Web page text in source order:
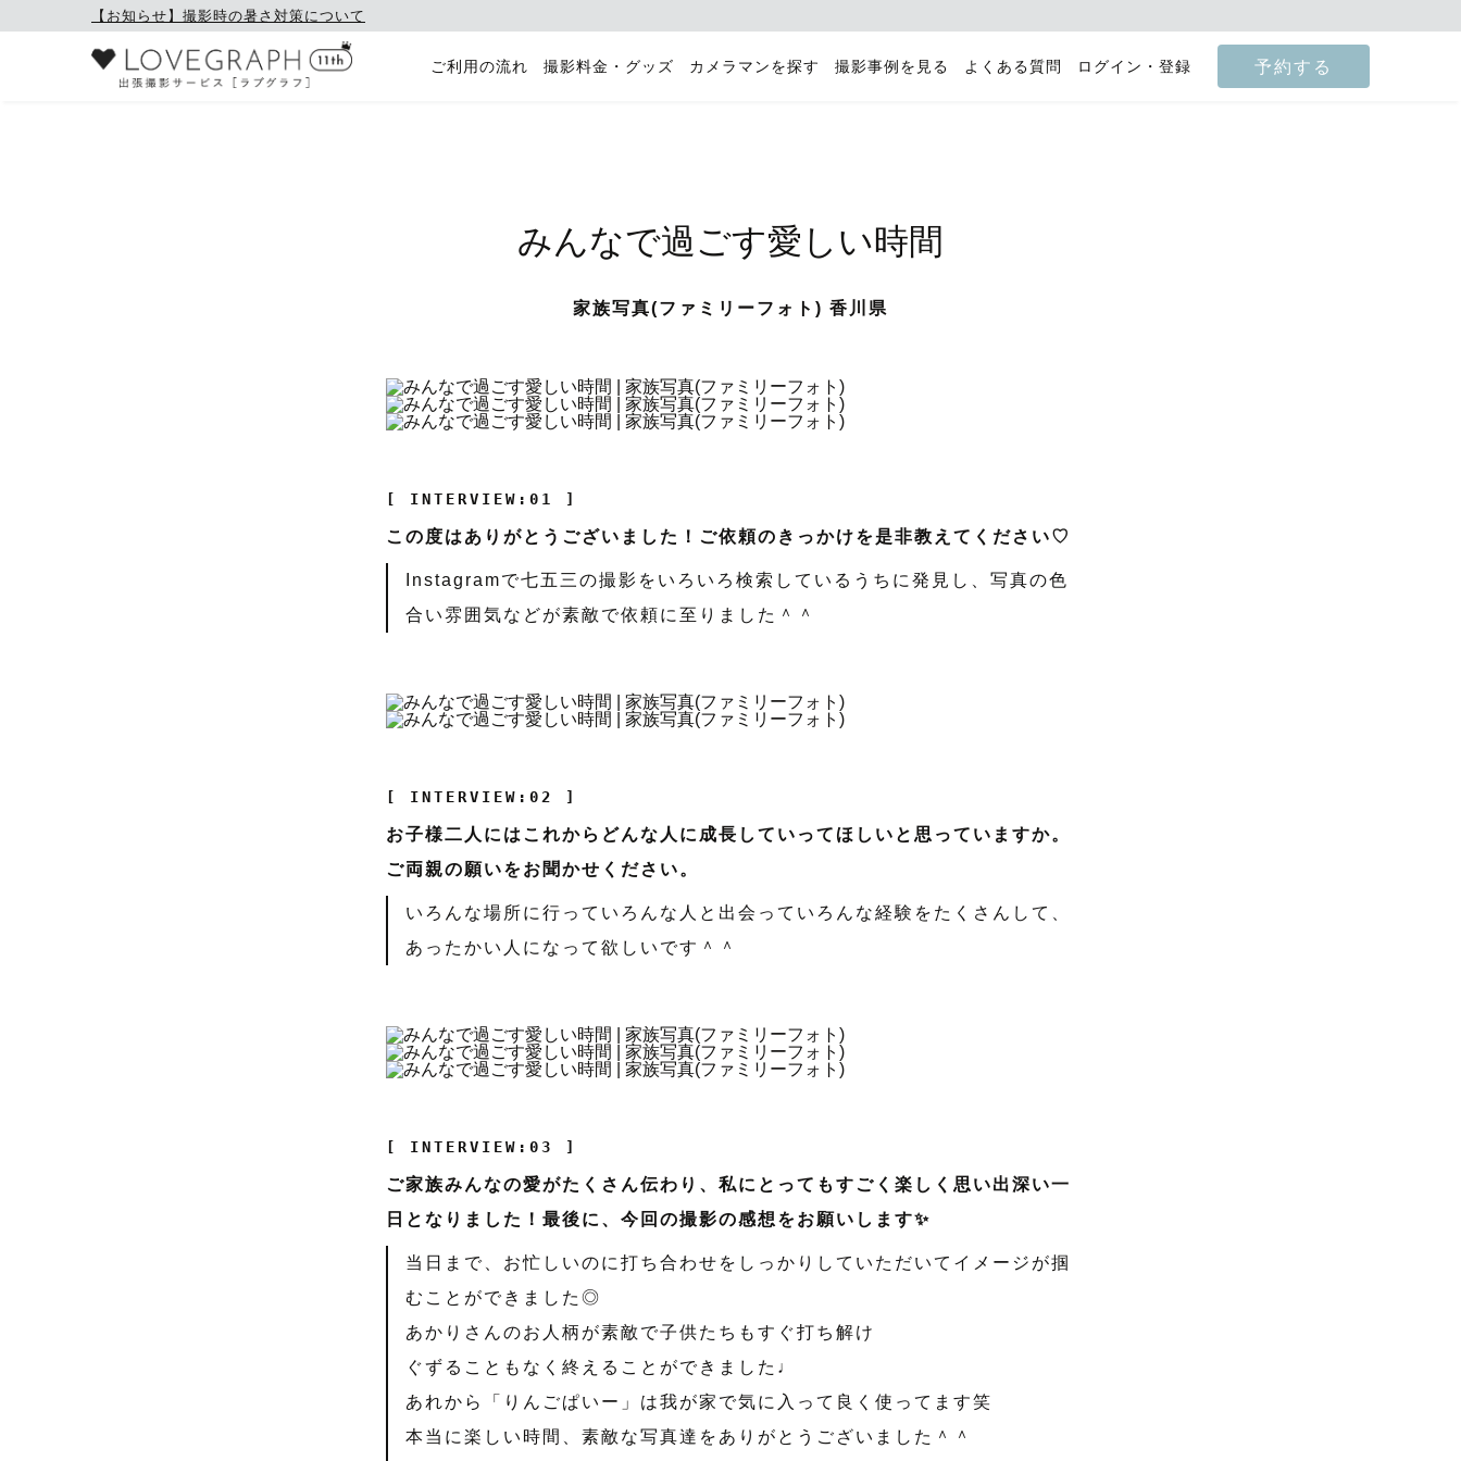
【お知らせ】撮影時の暑さ対策について
ご利用の流れ 撮影料金・グッズ カメラマンを探す 撮影事例を見る よくある質問 ログイン・登録 予約する
みんなで過ごす愛しい時間
家族写真(ファミリーフォト) 香川県
[ INTERVIEW:01 ]
この度はありがとうございました！ご依頼のきっかけを是非教えてください♡
Instagramで七五三の撮影をいろいろ検索しているうちに発見し、写真の色
合い雰囲気などが素敵で依頼に至りました＾＾
[ INTERVIEW:02 ]
お子様二人にはこれからどんな人に成長していってほしいと思っていますか。
ご両親の願いをお聞かせください。
いろんな場所に行っていろんな人と出会っていろんな経験をたくさんして、
あったかい人になって欲しいです＾＾
[ INTERVIEW:03 ]
ご家族みんなの愛がたくさん伝わり、私にとってもすごく楽しく思い出深い一
日となりました！最後に、今回の撮影の感想をお願いします✨
当日まで、お忙しいのに打ち合わせをしっかりしていただいてイメージが掴
むことができました◎
あかりさんのお人柄が素敵で子供たちもすぐ打ち解け
ぐずることもなく終えることができました♩
あれから「りんごぱいー」は我が家で気に入って良く使ってます笑
本当に楽しい時間、素敵な写真達をありがとうございました＾＾